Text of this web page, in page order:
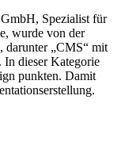
Spezialist für
wurde von der
darunter „CMS“ mit
In dieser Kategorie
punkten. Damit